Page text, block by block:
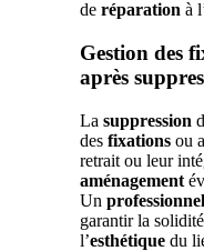
de réparation à
Gestion des
après
La suppression
des fixations ou
retrait ou leur
aménagement
Un professionnel
garantir la
l’esthétique du